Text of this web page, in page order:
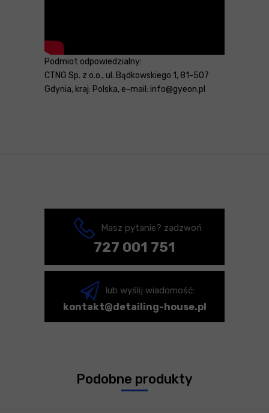
Podmiot odpowiedzialny:
CTNG Sp. z o.o., ul. Bądkowskiego 1, 81-507
Gdynia, kraj: Polska, e-mail: info@gyeon.pl
Masz pytanie? zadzwoń
727 001 751
lub wyślij wiadomość:
kontakt@detailing-house.pl
Podobne produkty